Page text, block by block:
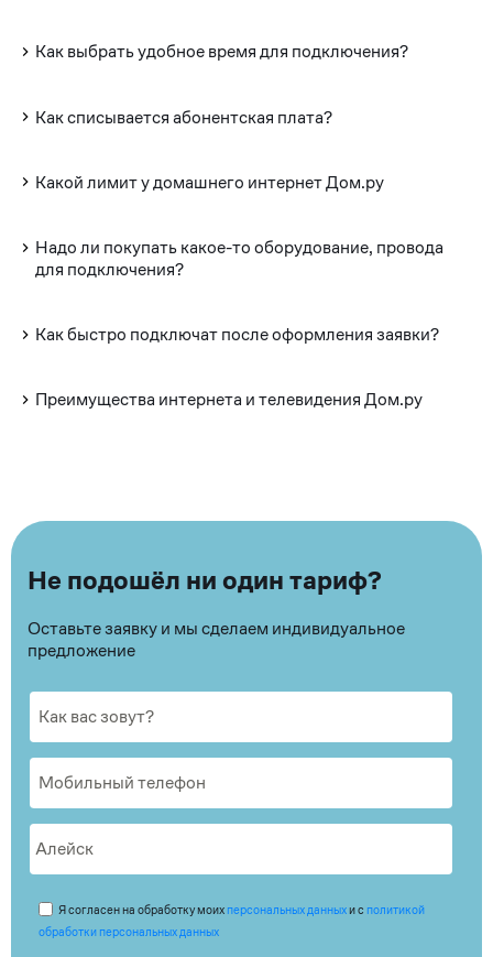
Как выбрать удобное время для подключения?
Как списывается абонентская плата?
Какой лимит у домашнего интернет Дом.ру
Надо ли покупать какое-то оборудование, провода
для подключения?
Как быстро подключат после оформления заявки?
Преимущества интернета и телевидения Дом.ру
Не подошёл ни один тариф?
Оставьте заявку и мы сделаем индивидуальное
предложение
Я согласен на обработку моих персональных данныхи с политикой
обработки персональных данных